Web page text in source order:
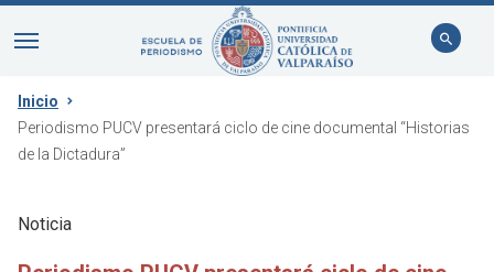
Inicio
Periodismo PUCV presentará ciclo de cine documental “Historias
de la Dictadura”
Noticia